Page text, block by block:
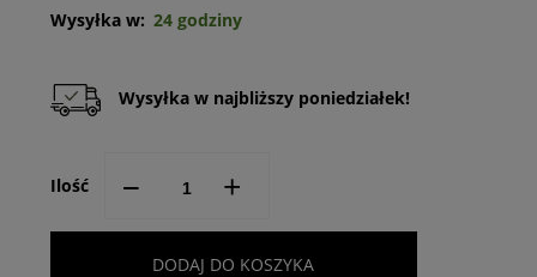
Wysyłka w: 24 godziny
Wysyłka w najbliższy poniedziałek!
Ilość -- +
DODAJ DO KOSZYKA